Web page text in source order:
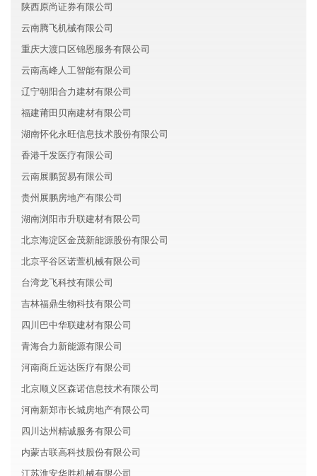
陕西原尚证券有限公司
云南腾飞机械有限公司
重庆大渡口区锦恩服务有限公司
云南高峰人工智能有限公司
辽宁朝阳合力建材有限公司
福建莆田贝南建材有限公司
湖南怀化永旺信息技术股份有限公司
香港千发医疗有限公司
云南展鹏贸易有限公司
贵州展鹏房地产有限公司
湖南浏阳市升联建材有限公司
北京海淀区金茂新能源股份有限公司
北京平谷区诺萱机械有限公司
台湾龙飞科技有限公司
吉林福鼎生物科技有限公司
四川巴中华联建材有限公司
青海合力新能源有限公司
河南商丘远达医疗有限公司
北京顺义区森诺信息技术有限公司
河南新郑市长城房地产有限公司
四川达州精诚服务有限公司
内蒙古联高科技股份有限公司
江苏淮安华胜机械有限公司